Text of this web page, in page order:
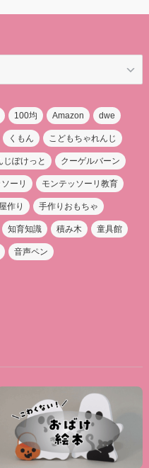
100均 Amazon dwe
くもん こどもちゃれんじ
じぽけっと クーゲルバーン
ーリ モンテッソーリ教育
作り 手作りおもちゃ
知育知識 積み木 童具館
音声ペン